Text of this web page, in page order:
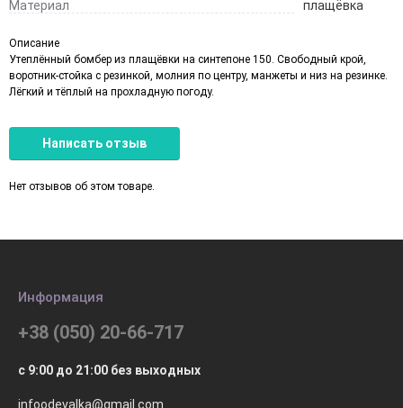
Материал
плащёвка
Описание
Утеплённый бомбер из плащёвки на синтепоне 150. Свободный крой,
воротник-стойка с резинкой, молния по центру, манжеты и низ на резинке.
Лёгкий и тёплый на прохладную погоду.
Написать отзыв
Нет отзывов об этом товаре.
Информация
+38 (050) 20-66-717
с 9:00 до 21:00 без выходных
infoodevalka@gmail.com